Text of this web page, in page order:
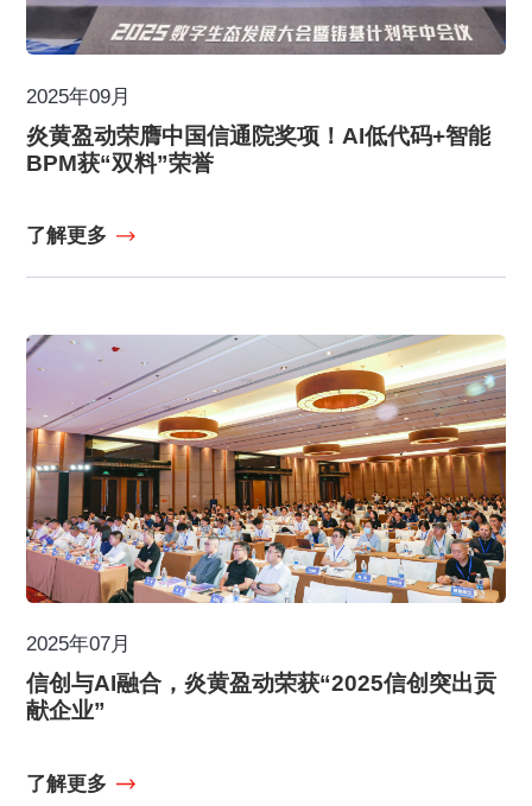
2025年09月
炎黄盈动荣膺中国信通院奖项！AI低代码+智能
BPM获“双料”荣誉
了解更多
2025年07月
信创与AI融合，炎黄盈动荣获“2025信创突出贡
献企业”
了解更多